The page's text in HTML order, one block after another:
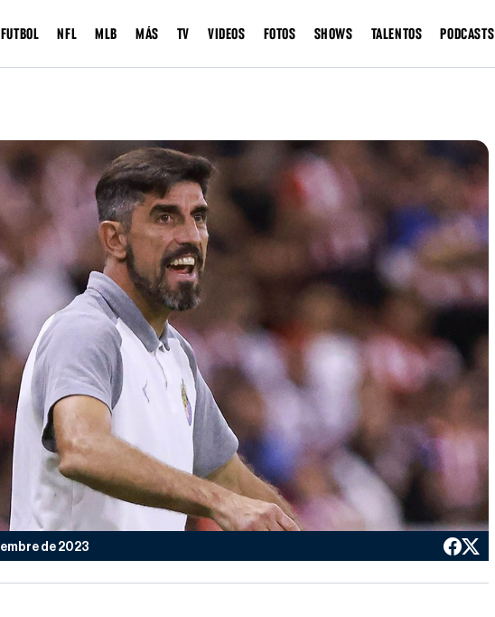
FUTBOL NFL MLB MÁS TV VIDEOS FOTOS SHOWS TALENTOS PODCASTS
de 2023